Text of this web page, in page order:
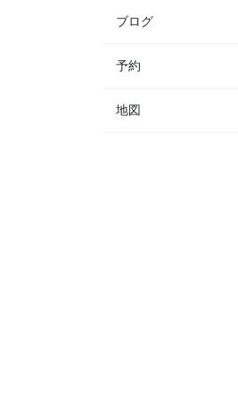
ブログ
予約
地図